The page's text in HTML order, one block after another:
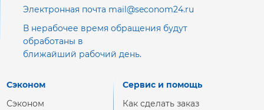
Электронная почта mail@seconom24.ru
В нерабочее время обращения будут
обработаны в
ближайший рабочий день.
Сэконом
Сэконом
Сервис и помощь
Как сделать заказ